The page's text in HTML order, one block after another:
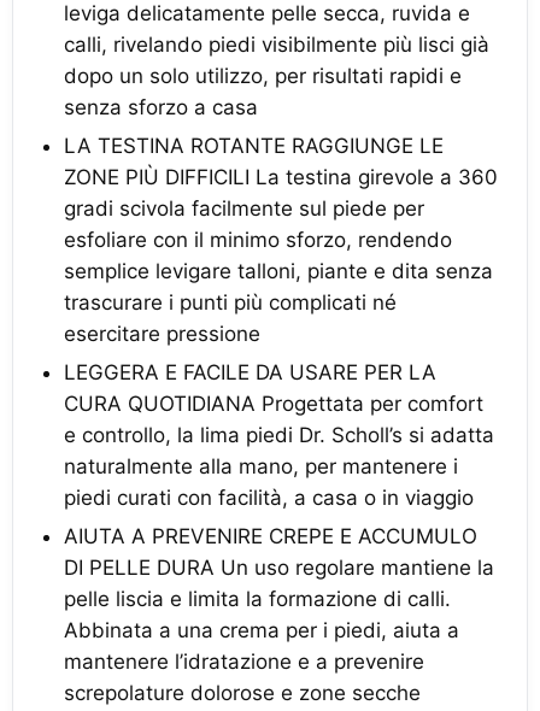
leviga delicatamente pelle secca, ruvida e
calli, rivelando piedi visibilmente più lisci già
dopo un solo utilizzo, per risultati rapidi e
senza sforzo a casa
LA TESTINA ROTANTE RAGGIUNGE LE
ZONE PIÙ DIFFICILI La testina girevole a 360
gradi scivola facilmente sul piede per
esfoliare con il minimo sforzo, rendendo
semplice levigare talloni, piante e dita senza
trascurare i punti più complicati né
esercitare pressione
LEGGERA E FACILE DA USARE PER LA
CURA QUOTIDIANA Progettata per comfort
e controllo, la lima piedi Dr. Scholl’s si adatta
naturalmente alla mano, per mantenere i
piedi curati con facilità, a casa o in viaggio
AIUTA A PREVENIRE CREPE E ACCUMULO
DI PELLE DURA Un uso regolare mantiene la
pelle liscia e limita la formazione di calli.
Abbinata a una crema per i piedi, aiuta a
mantenere l’idratazione e a prevenire
screpolature dolorose e zone secche